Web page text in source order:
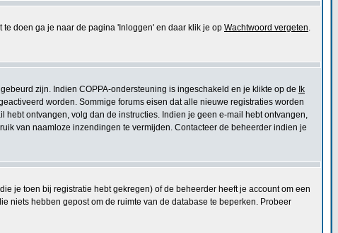
doen ga je naar de pagina 'Inloggen' en daar klik je op Wachtwoord vergeten.
zijn. Indien COPPA-ondersteuning is ingeschakeld en je klikte op de
Ik
worden. Sommige forums eisen dat alle nieuwe registraties worden
ontvangen, volg dan de instructies. Indien je geen e-mail hebt ontvangen,
van naamloze inzendingen te vermijden. Contacteer de beheerder indien je
je toen bij registratie hebt gekregen) of de beheerder heeft je account om een
niets hebben gepost om de ruimte van de database te beperken. Probeer